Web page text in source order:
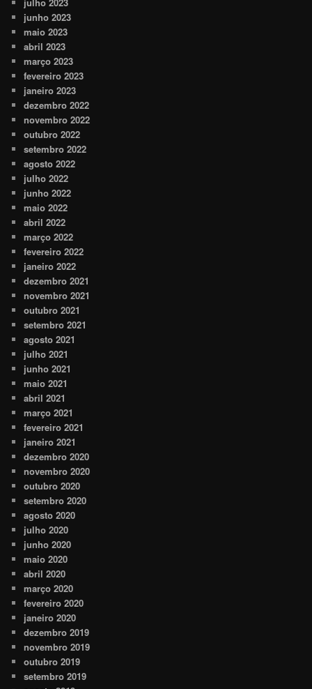
junho 2023
maio 2023
abril 2023
março 2023
fevereiro 2023
janeiro 2023
dezembro 2022
novembro 2022
outubro 2022
setembro 2022
agosto 2022
julho 2022
junho 2022
maio 2022
abril 2022
março 2022
fevereiro 2022
janeiro 2022
dezembro 2021
novembro 2021
outubro 2021
setembro 2021
agosto 2021
julho 2021
junho 2021
maio 2021
abril 2021
março 2021
fevereiro 2021
janeiro 2021
dezembro 2020
novembro 2020
outubro 2020
setembro 2020
agosto 2020
julho 2020
junho 2020
maio 2020
abril 2020
março 2020
fevereiro 2020
janeiro 2020
dezembro 2019
novembro 2019
outubro 2019
setembro 2019